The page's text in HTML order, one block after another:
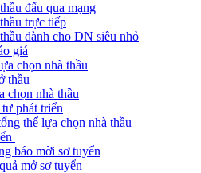
đấu qua mạng
trực tiếp
dành cho DN siêu nhỏ
giá
chọn nhà thầu
thầu
chọn nhà thầu
phát triển
thể lựa chọn nhà thầu
báo mời sơ tuyển
mở sơ tuyển